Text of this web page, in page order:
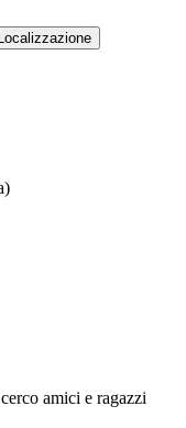
Localizzazione
amici e ragazzi